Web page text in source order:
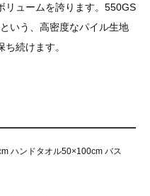
リュームを誇ります。550GS
いう、高密度なパイル生地
続けます。
ハンドタオル50×100cm バス